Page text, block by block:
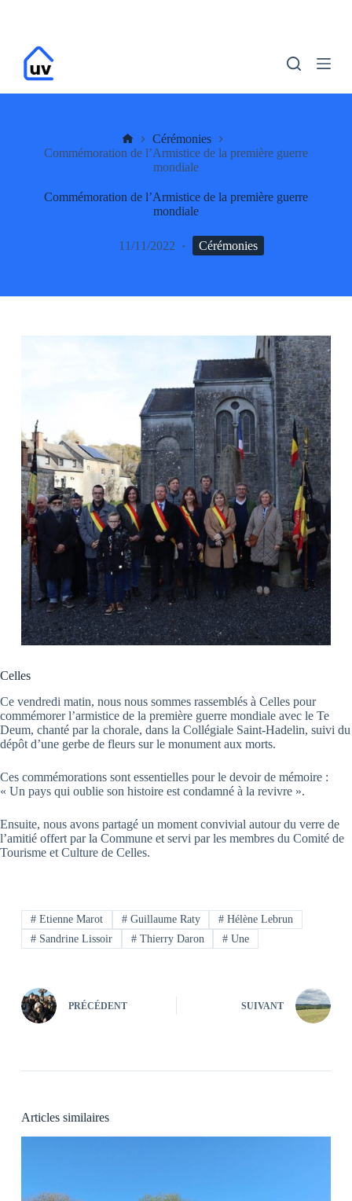
UV Cérémonies
Commémoration de l’Armistice de la première guerre
mondiale
Commémoration de l’Armistice de la première guerre
mondiale
11/11/2022 Cérémonies
Celles
Ce vendredi matin, nous nous sommes rassemblés à Celles pour
commémorer l’armistice de la première guerre mondiale avec le Te
Deum, chanté par la chorale, dans la Collégiale Saint-Hadelin, suivi du
dépôt d’une gerbe de fleurs sur le monument aux morts.
Ces commémorations sont essentielles pour le devoir de mémoire :
« Un pays qui oublie son histoire est condamné à la revivre ».
Ensuite, nous avons partagé un moment convivial autour du verre de
l’amitié offert par la Commune et servi par les membres du Comité de
Tourisme et Culture de Celles.
#Etienne Marot #Guillaume Raty # Hélène Lebrun
#Sandrine Lissoir #Thierry Daron # Une
PRÉCÉDENT SUIVANT
Articles similaires